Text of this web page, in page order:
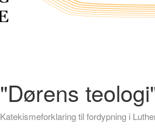
"Dørens
Katekismeforklaring til fordypning i